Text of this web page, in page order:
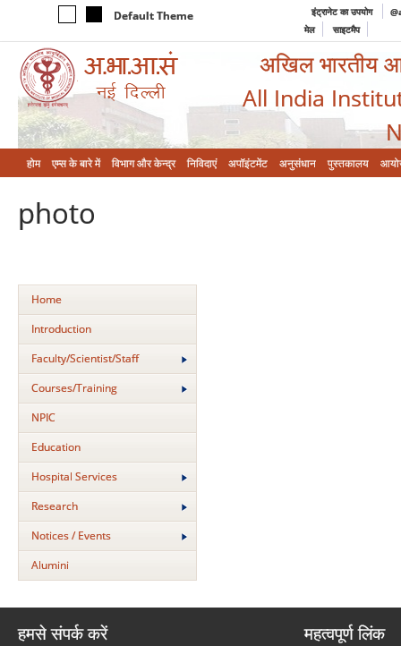
Default Theme इंट्रानेट का उपयोग
मेल
साइटमैप
अखिल भारतीय
All India
होम एम्‍स के बारे में विभाग और केन्‍द्र निविदाएं अपॉइंटमेंट अनुसंधान पुस्तकालय
photo
Home
Introduction
Faculty/Scientist/Staff
Courses/Training
NPIC
Education
Hospital Services
Research
Notices / Events
Alumini
हमसे संपर्क करें महत्वपूर्ण लिंक